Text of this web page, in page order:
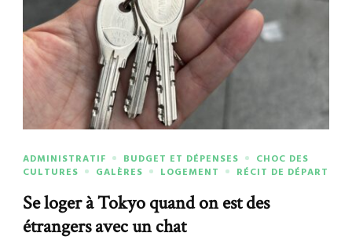
ADMINISTRATIF BUDGET ET DÉPENSES
CHOC DES
CULTURES
GALÈRES LOGEMENT RÉCIT DE DÉPART
Se loger à Tokyo quand on est des
étrangers avec un chat